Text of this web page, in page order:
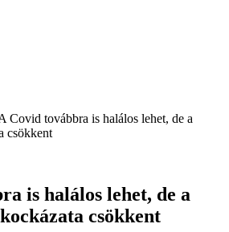
Covid továbbra is halálos lehet, de a
csökkent
is halálos lehet, de a
csökkent